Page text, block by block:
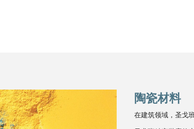
陶瓷材料
在建筑领域，圣戈